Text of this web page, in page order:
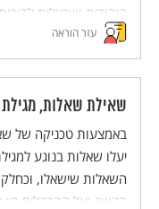
היהודית-ישראלית
עזר הוראה
שאילת שאלות, מגילת
באמצעות טכניקה של
יעלו שאלות בנוגע
השאלות שישאלו,
הקשר ועל ההבדלים בין